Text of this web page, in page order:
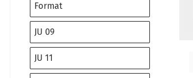
Format
JU 09
JU 11